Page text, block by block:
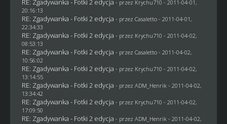
- przez Krychu710 - 2011-04-01,
20:16:13
RE: Zgadywanka - Fotki 2 edycja - przez Casaletto- 2011-04-01,
22:34:33
RE: Zgadywanka - Fotki 2 edycja - przez Krychu710 - 2011-04-02,
08:53:13
RE: Zgadywanka - Fotki 2 edycja - przez Casaletto- 2011-04-02,
10:56:02
RE: Zgadywanka - Fotki 2 edycja - przez Krychu710 - 2011-04-02,
13:14:55
RE: Zgadywanka - Fotki 2 edycja - przez ADM_Henrik - 2011-04-02,
13:34:42
RE: Zgadywanka - Fotki 2 edycja - przez Krychu710 - 2011-04-02,
17:09:50
RE: Zgadywanka - Fotki 2 edycja - przez ADM_Henrik - 2011-04-02,